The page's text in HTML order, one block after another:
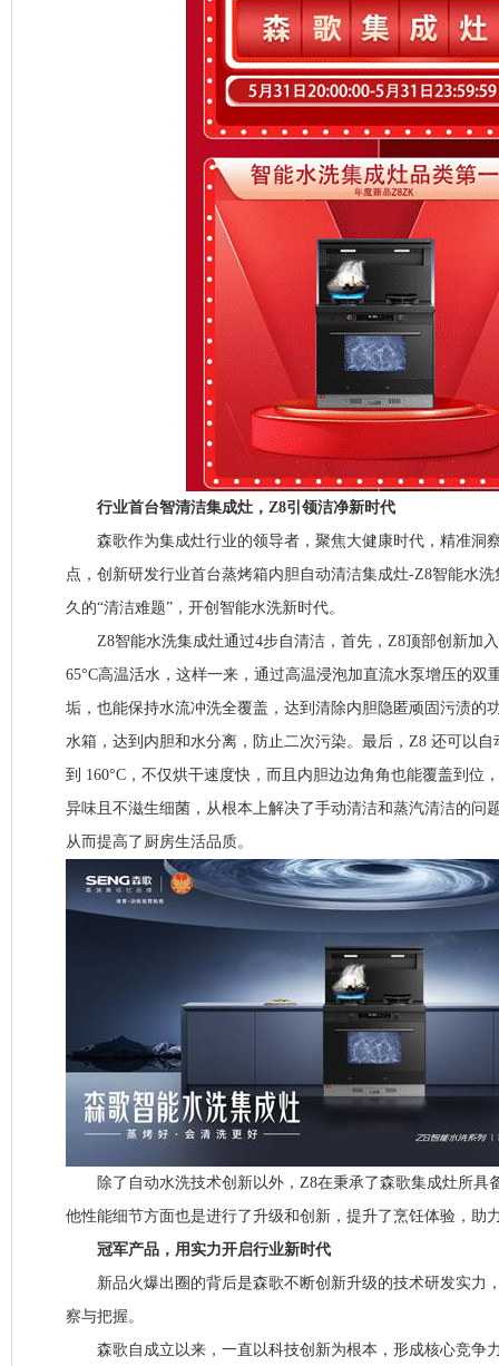
行业首台智清洁集成灶，Z8引领洁净新时代
森歌作为集成灶行业的领导者，聚焦大健康时代，精准洞
点，创新研发行业首台蒸烤箱内胆自动清洁集成灶-Z8智能水
久的“清洁难题”，开创智能水洗新时代。
Z8智能水洗集成灶通过4步自清洁，首先，Z8顶部创新加
65°C高温活水，这样一来，通过高温浸泡加直流水泵增压的双
垢，也能保持水流冲洗全覆盖，达到清除内胆隐匿顽固污渍的
水箱，达到内胆和水分离，防止二次污染。最后，Z8 还可以
到 160°C，不仅烘干速度快，而且内胆边边角角也能覆盖到位
异味且不滋生细菌，从根本上解决了手动清洁和蒸汽清洁的问
从而提高了厨房生活品质。
除了自动水洗技术创新以外，Z8在秉承了森歌集成灶所具
他性能细节方面也是进行了升级和创新，提升了烹饪体验，助
冠军产品，用实力开启行业新时代
新品火爆出圈的背后是森歌不断创新升级的技术研发实力
察与把握。
森歌自成立以来，一直以科技创新为根本，形成核心竞争